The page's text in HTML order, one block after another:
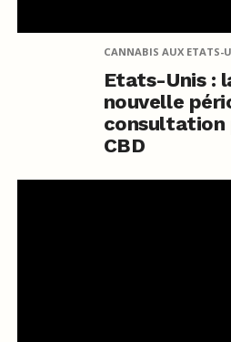
CANNABIS AUX ETATS-
Etats-Unis :
nouvelle
consultation
CBD